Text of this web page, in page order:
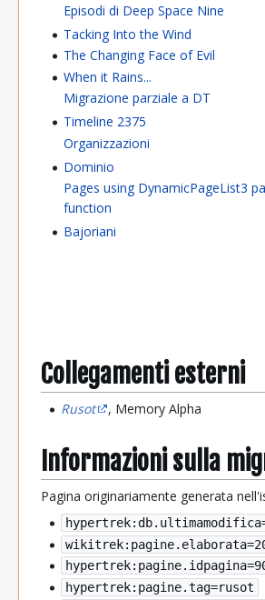
Episodi di Deep Space Nine
Tacking Into the Wind
The Changing Face of Evil
When it Rains...
Migrazione parziale a DT
Timeline 2375
Organizzazioni
Dominio
Pages using DynamicPageList3
function
Bajoriani
Collegamenti esterni
Rusot , Memory Alpha
Informazioni sulla
Pagina originariamente generata
wikitrek:pagine.elaborata=
hypertrek:pagine.tag=rusot